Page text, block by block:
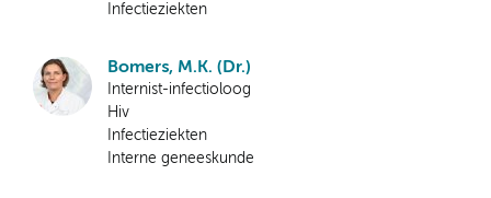
Infectieziekten
Bomers, M.K. (Dr.)
Internist-infectioloog
Hiv
Infectieziekten
Interne geneeskunde